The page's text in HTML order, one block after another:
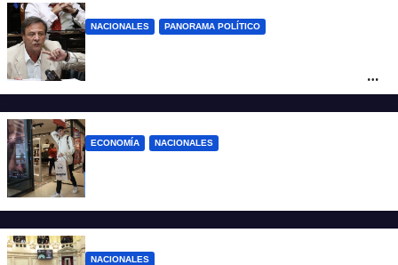
NACIONALES PANORAMA POLÍTICO
Sturzenegger: “Se cree que somos títeres
o estúpidos”
ECONOMÍA NACIONALES
NACIONALES